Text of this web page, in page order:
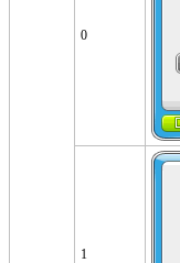
0
1